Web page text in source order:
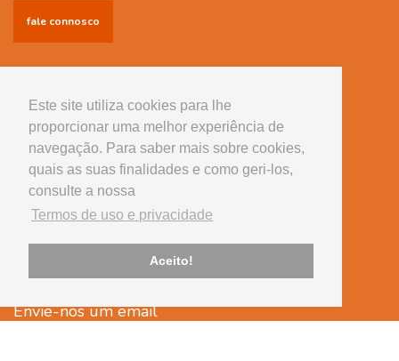
Este site utiliza cookies para lhe
proporcionar uma melhor experiência de
navegação. Para saber mais sobre cookies,
quais as suas finalidades e como geri-los,
consulte a nossa
Termos de uso e privacidade
Aceito!
fale connosco
Conselhos úteis
Serviços
Equipamento
Tem alguma questão?
Telefone
(chamada para rede fixa nacional)
Envie-nos um email